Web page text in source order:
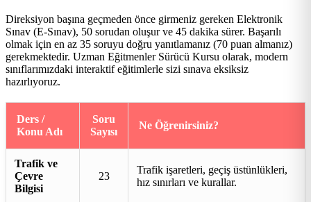
Direksiyon başına geçmeden önce girmeniz gereken Elektronik
Sınav (E-Sınav), 50 sorudan oluşur ve 45 dakika sürer. Başarılı
olmak için en az 35 soruyu doğru yanıtlamanız (70 puan almanız)
gerekmektedir. Uzman Eğitmenler Sürücü Kursu olarak, modern
sınıflarımızdaki interaktif eğitimlerle sizi sınava eksiksiz
hazırlıyoruz.
Ders /
Konu Adı
Soru
Sayısı
Ne Öğrenirsiniz?
Trafik ve
Çevre
Bilgisi
23
Trafik işaretleri, geçiş üstünlükleri,
hız sınırları ve kurallar.